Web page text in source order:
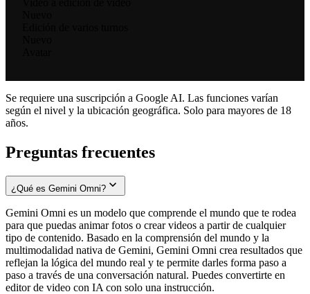
Se requiere una suscripción a Google AI. Las funciones varían
según el nivel y la ubicación geográfica. Solo para mayores de 18
años.
Preguntas frecuentes
¿Qué es Gemini Omni?
Gemini Omni es un modelo que comprende el mundo que te rodea
para que puedas animar fotos o crear videos a partir de cualquier
tipo de contenido. Basado en la comprensión del mundo y la
multimodalidad nativa de Gemini, Gemini Omni crea resultados que
reflejan la lógica del mundo real y te permite darles forma paso a
paso a través de una conversación natural. Puedes convertirte en
editor de video con IA con solo una instrucción.